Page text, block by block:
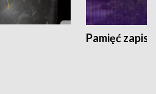
Pamięć